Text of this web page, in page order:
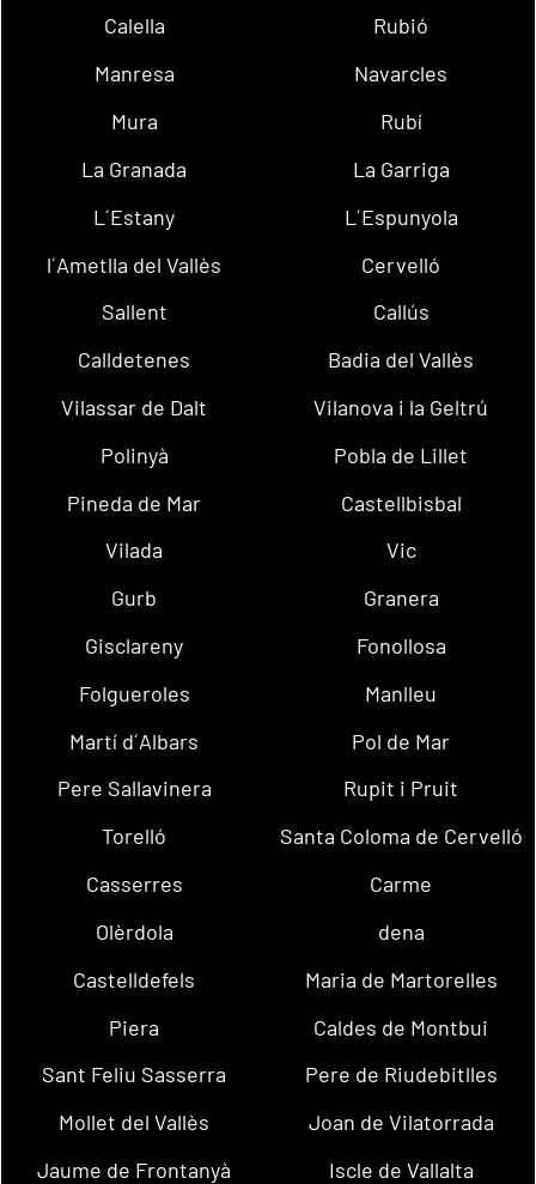
Calella
Rubió
Manresa
Navarcles
Mura
Rubí
La Granada
La Garriga
L´Estany
L´Espunyola
l´Ametlla del Vallès
Cervelló
Sallent
Callús
Calldetenes
Badia del Vallès
Vilassar de Dalt
Vilanova i la Geltrú
Polinyà
Pobla de Lillet
Pineda de Mar
Castellbisbal
Vilada
Vic
Gurb
Granera
Gisclareny
Fonollosa
Folgueroles
Manlleu
Martí d´Albars
Pol de Mar
Pere Sallavinera
Rupit i Pruit
Torelló
Santa Coloma de Cervelló
Casserres
Carme
Olèrdola
dena
Castelldefels
Maria de Martorelles
Piera
Caldes de Montbui
Sant Feliu Sasserra
Pere de Riudebitlles
Mollet del Vallès
Joan de Vilatorrada
Jaume de Frontanyà
Iscle de Vallalta